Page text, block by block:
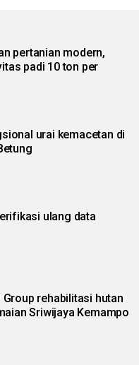
pertanian modern,
padi 10 ton per
urai kemacetan di
ulang data
Group rehabilitasi hutan
Sriwijaya Kemampo